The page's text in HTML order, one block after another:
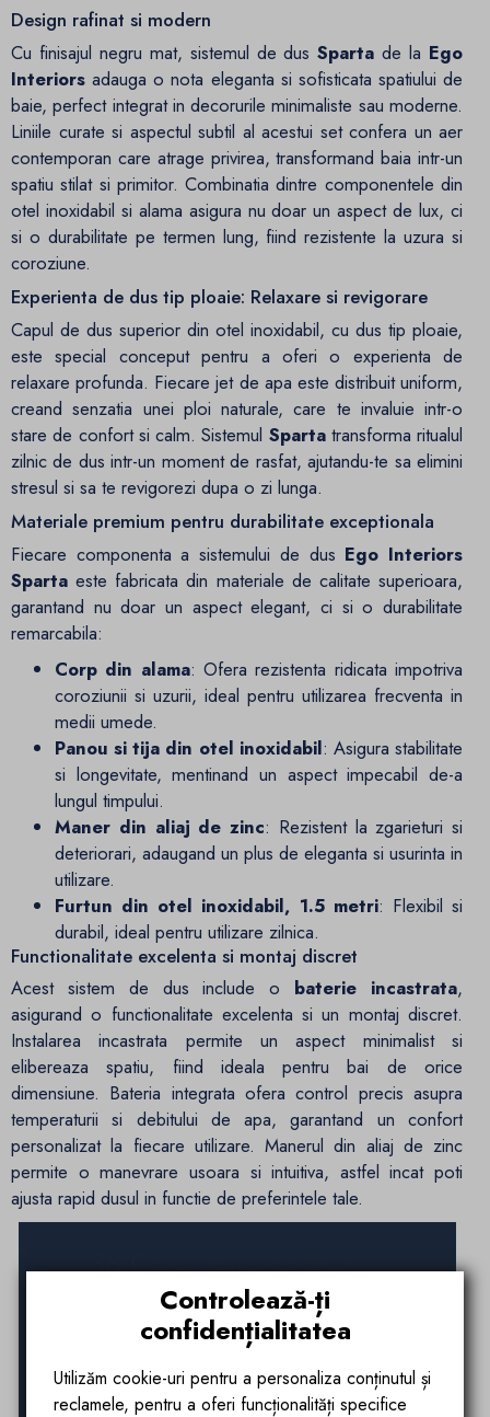
Design rafinat si modern
Cu finisajul negru mat, sistemul de dusSparta de la Ego
Interiors adauga o nota eleganta si sofisticata spatiului de
baie, perfect integrat in decorurile minimaliste sau moderne.
Liniile curate si aspectul subtil al acestui set confera un aer
contemporan care atrage privirea, transformand baia intr-un
spatiu stilat si primitor. Combinatia dintre componentele din
otel inoxidabil si alama asigura nu doar un aspect de lux, ci
si o durabilitate pe termen lung, fiind rezistente la uzura si
coroziune.
Experienta de dus tip ploaie: Relaxare si revigorare
Capul de dus superior din otel inoxidabil, cu dus tip ploaie,
este special conceput pentru a oferi o experienta de
relaxare profunda. Fiecare jet de apa este distribuit uniform,
creand senzatia unei ploi naturale, care te invaluie intr-o
stare de confort si calm. Sistemul Spartatransforma ritualul
zilnic de dus intr-un moment de rasfat, ajutandu-te sa elimini
stresul si sa te revigorezi dupa o zi lunga.
Materiale premium pentru durabilitate exceptionala
Fiecare componenta a sistemului de dus Ego Interiors
Sparta este fabricata din materiale de calitate superioara,
garantand nu doar un aspect elegant, ci si o durabilitate
remarcabila:
Corp din alama: Ofera rezistenta ridicata impotriva
coroziunii si uzurii, ideal pentru utilizarea frecventa in
medii umede.
Panou si tija din otel inoxidabil: Asigura stabilitate
si longevitate, mentinand un aspect impecabil de-a
lungul timpului.
Maner din aliaj de zinc: Rezistent la zgarieturi si
deteriorari, adaugand un plus de eleganta si usurinta in
utilizare.
Furtun din otel inoxidabil, 1.5 metri: Flexibil si
durabil, ideal pentru utilizare zilnica.
Functionalitate excelenta si montaj discret
Acest sistem de dus include o baterie incastrata,
asigurand o functionalitate excelenta si un montaj discret.
Instalarea incastrata permite un aspect minimalist si
elibereaza spatiu, fiind ideala pentru bai de orice
dimensiune. Bateria integrata ofera control precis asupra
temperaturii si debitului de apa, garantand un confort
personalizat la fiecare utilizare. Manerul din aliaj de zinc
permite o manevrare usoara si intuitiva, astfel incat poti
ajusta rapid dusul in functie de preferintele tale.
Controlează-ți
confidențialitatea
Utilizăm cookie-uri pentru a personaliza conținutul și
reclamele, pentru a oferi funcționalități specifice